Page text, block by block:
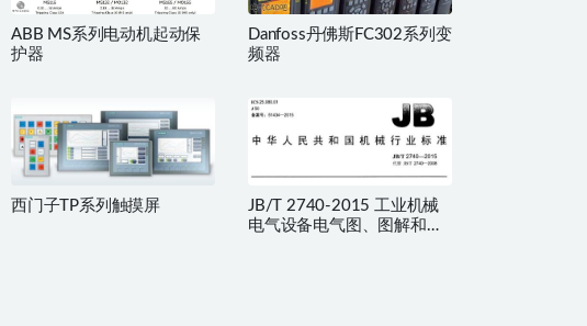
ABB MS系列电动机起动保
护器
Danfoss丹佛斯FC302系列变
频器
西门子TP系列触摸屏
JB/T 2740-2015 工业机械
电气设备电气图、图解和表